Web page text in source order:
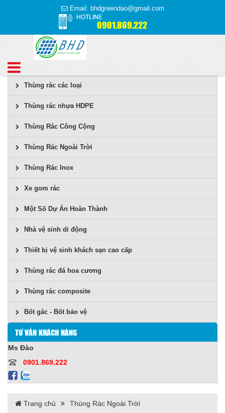
Email: bhdgreendao@gmail.com
0901.869.222
Thùng rác các loại
Thùng rác nhựa HDPE
Thùng Rác Công Cộng
Thùng Rác Ngoài Trời
Thùng Rác Inox
Xe gom rác
Một Số Dự Án Hoàn Thành
Nhà vệ sinh di động
Thiết bị vệ sinh khách sạn cao cấp
Thùng rác đá hoa cương
Thùng rác composite
Bốt gác - Bốt bảo vệ
TƯ VẤN KHÁCH HÀNG
Ms Đào
0901.869.222
Trang chủ Thùng Rác Ngoài Trời